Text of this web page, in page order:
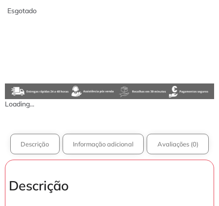
Esgotado
Loading...
Descrição Informação adicional Avaliações (0)
Descrição